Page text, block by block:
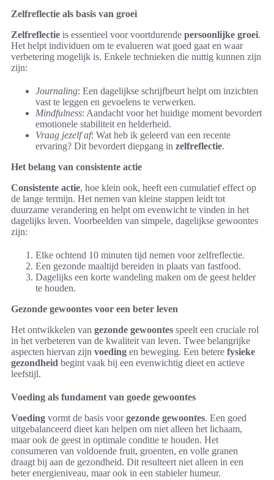
Zelfreflectie als basis van groei
Zelfreflectie is essentieel voor voortdurende persoonlijke groei.
Het helpt individuen om te evalueren wat goed gaat en waar
verbetering mogelijk is. Enkele technieken die nuttig kunnen zijn
zijn:
Journaling: Een dagelijkse schrijfbeurt helpt om inzichten
vast te leggen en gevoelens te verwerken.
Mindfulness: Aandacht voor het huidige moment bevordert
emotionele stabiliteit en helderheid.
Vraag jezelf af: Wat heb ik geleerd van een recente
ervaring? Dit bevordert diepgang in zelfreflectie.
Het belang van consistente actie
Consistente actie, hoe klein ook, heeft een cumulatief effect op
de lange termijn. Het nemen van kleine stappen leidt tot
duurzame verandering en helpt om evenwicht te vinden in het
dagelijks leven. Voorbeelden van simpele, dagelijkse gewoontes
zijn:
Elke ochtend 10 minuten tijd nemen voor zelfreflectie.
Een gezonde maaltijd bereiden in plaats van fastfood.
Dagelijks een korte wandeling maken om de geest helder
te houden.
Gezonde gewoontes voor een beter leven
Het ontwikkelen van gezonde gewoontes speelt een cruciale rol
in het verbeteren van de kwaliteit van leven. Twee belangrijke
aspecten hiervan zijn voeding en beweging. Een betere fysieke
gezondheid begint vaak bij een evenwichtig dieet en actieve
leefstijl.
Voeding als fundament van goede gewoontes
Voeding vormt de basis voorgezonde gewoontes. Een goed
uitgebalanceerd dieet kan helpen om niet alleen het lichaam,
maar ook de geest in optimale conditie te houden. Het
consumeren van voldoende fruit, groenten, en volle granen
draagt bij aan de gezondheid. Dit resulteert niet alleen in een
beter energieniveau, maar ook in een stabieler humeur.